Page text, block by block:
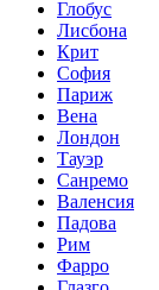
Глобус
Лисбона
Крит
София
Париж
Вена
Лондон
Тауэр
Санремо
Валенсия
Падова
Рим
Фарро